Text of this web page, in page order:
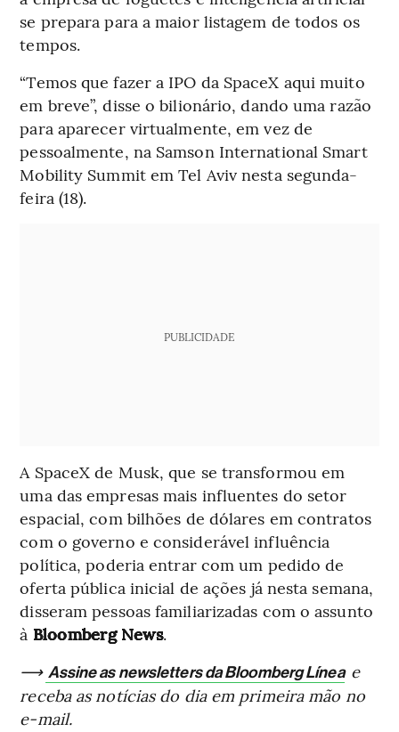
se prepara para a maior listagem de todos os
tempos.
“Temos que fazer a IPO da SpaceX aqui muito
em breve”, disse o bilionário, dando uma razão
para aparecer virtualmente, em vez de
pessoalmente, na Samson International Smart
Mobility Summit em Tel Aviv nesta segunda-
feira (18).
PUBLICIDADE
A SpaceX de Musk, que se transformou em
uma das empresas mais influentes do setor
espacial, com bilhões de dólares em contratos
com o governo e considerável influência
política, poderia entrar com um pedido de
oferta pública inicial de ações já nesta semana,
disseram pessoas familiarizadas com o assunto
à Bloomberg News.
⟶ Assine as newsletters da Bloomberg Líneae
receba as notícias do dia em primeira mão no
e-mail.